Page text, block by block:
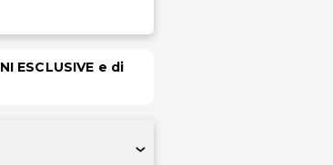
biciclette in loco
ESCLUSIVE e di